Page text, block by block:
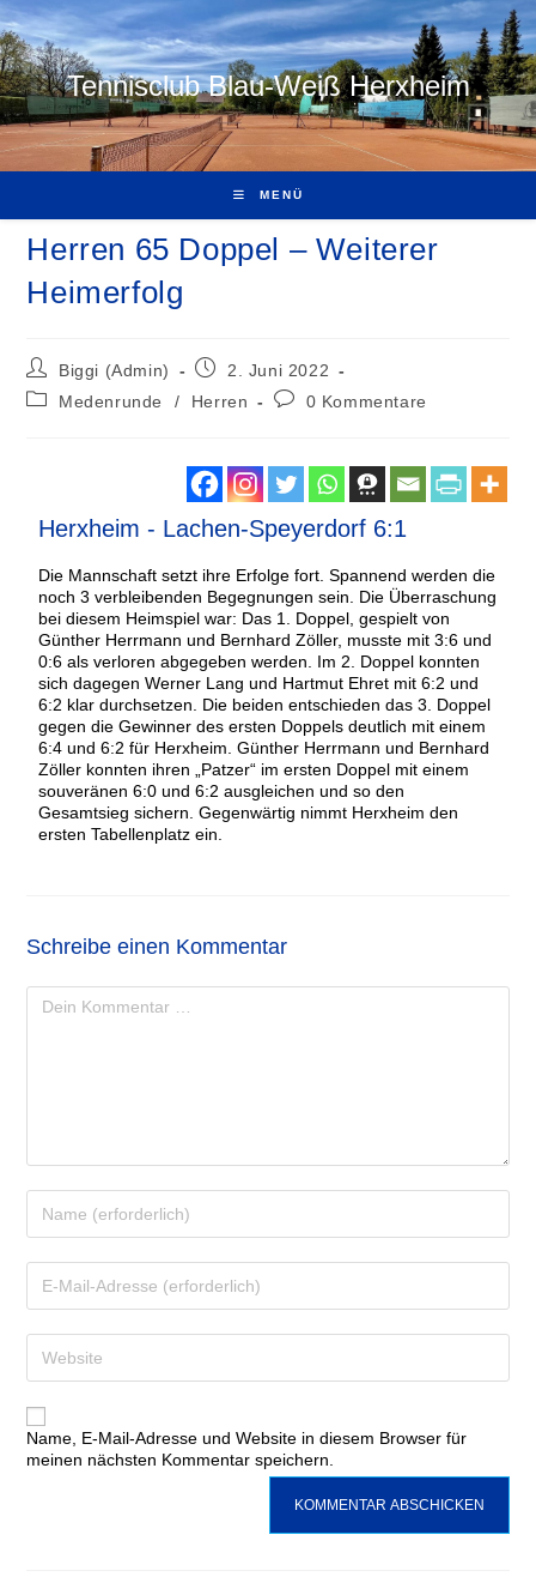
Tennisclub Blau-Weiß Herxheim
MENÜ
Herren 65 Doppel – Weiterer
Heimerfolg
Biggi (Admin)
2. Juni 2022
Medenrunde
/ Herren 0 Kommentare
Herxheim - Lachen-Speyerdorf 6:1
Die Mannschaft setzt ihre Erfolge fort. Spannend werden die
noch 3 verbleibenden Begegnungen sein. Die Überraschung
bei diesem Heimspiel war: Das 1. Doppel, gespielt von
Günther Herrmann und Bernhard Zöller, musste mit 3:6 und
0:6 als verloren abgegeben werden. Im 2. Doppel konnten
sich dagegen Werner Lang und Hartmut Ehret mit 6:2 und
6:2 klar durchsetzen. Die beiden entschieden das 3. Doppel
gegen die Gewinner des ersten Doppels deutlich mit einem
6:4 und 6:2 für Herxheim. Günther Herrmann und Bernhard
Zöller konnten ihren „Patzer“ im ersten Doppel mit einem
souveränen 6:0 und 6:2 ausgleichen und so den
Gesamtsieg sichern. Gegenwärtig nimmt Herxheim den
ersten Tabellenplatz ein.
Schreibe einen Kommentar
Name, E-Mail-Adresse und Website in diesem Browser für
meinen nächsten Kommentar speichern.